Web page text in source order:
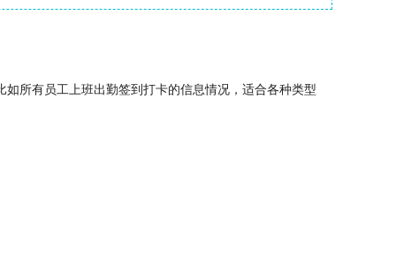
如所有员工上班出勤签到打卡的信息情况，适合各种类型